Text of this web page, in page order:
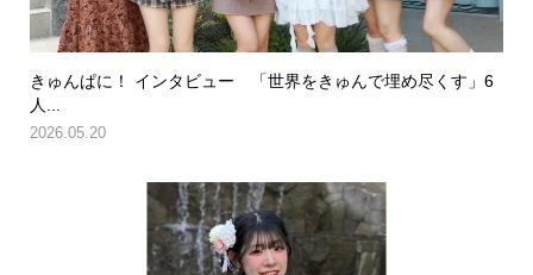
きゅんぱに！ インタビュー 「世界をきゅんで埋め尽くす」6
人...
2026.05.20